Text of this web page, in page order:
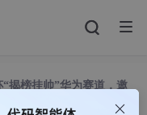
揭榜挂帅”华为赛道，邀